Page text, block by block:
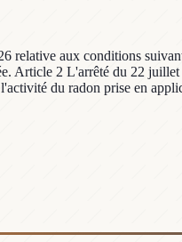
aux conditions
Article 2 L'arrêté du 22
du radon prise en